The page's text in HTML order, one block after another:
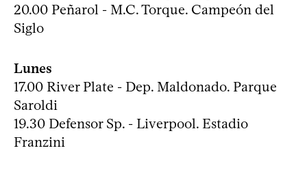
20.00 Peñarol - M.C. Torque. Campeón del
Siglo
Lunes
17.00 River Plate - Dep. Maldonado. Parque
Saroldi
19.30 Defensor Sp. - Liverpool. Estadio
Franzini